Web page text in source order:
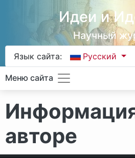
Идеи и
Научный
Язык сайта: Русский
Меню сайта
авторе